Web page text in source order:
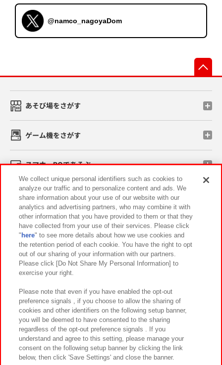
@namco_nagoyaDom
あそび場をさがす
ゲーム機をさがす
スマホ・PCであそぶ
イベント・キャンペーン
関連会社 サステナビリティ サイトポリシー
プライバシーポリシー ウェブアクセシビリティ方針と検証結果
お取引先さまとともに
カスタマーハラスメント対応方針 よくあるご質問・お問い合わせ
©Bandai Namco Amusement Inc.
We collect unique personal identifiers such as cookies to
analyze our traffic and to personalize content and ads. We
share information about your use of our website with our
analytics and advertising partners, who may combine it with
other information that you have provided to them or that they
have collected from your use of their services. Please click
" here" to see more details about how we use cookies and
the retention period of each cookie. You have the right to opt
out of our sharing of your information with our partners.
Please click [Do Not Share My Personal Information] to
exercise your right.
Please note that even if you have enabled the opt-out
preference signals , if you choose to allow the sharing of
cookies and other identifiers on the following setup banner,
you will be deemed to have consented to the sharing
regardless of the opt-out preference signals . If you
understand and agree to this setting, please manage your
consent on the following setup banner by clicking the link
below, then click 'Save Settings' and close the banner.